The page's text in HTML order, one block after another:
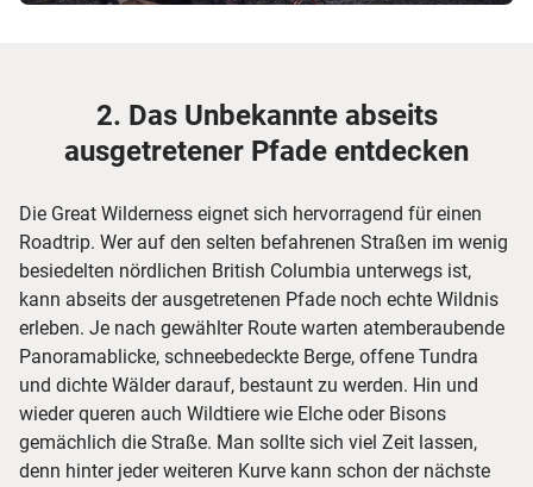
2. Das Unbekannte abseits
ausgetretener Pfade entdecken
Die Great Wilderness eignet sich hervorragend für einen
Roadtrip. Wer auf den selten befahrenen Straßen im wenig
besiedelten nördlichen British Columbia unterwegs ist,
kann abseits der ausgetretenen Pfade noch echte Wildnis
erleben. Je nach gewählter Route warten atemberaubende
Panoramablicke, schneebedeckte Berge, offene Tundra
und dichte Wälder darauf, bestaunt zu werden. Hin und
wieder queren auch Wildtiere wie Elche oder Bisons
gemächlich die Straße. Man sollte sich viel Zeit lassen,
denn hinter jeder weiteren Kurve kann schon der nächste